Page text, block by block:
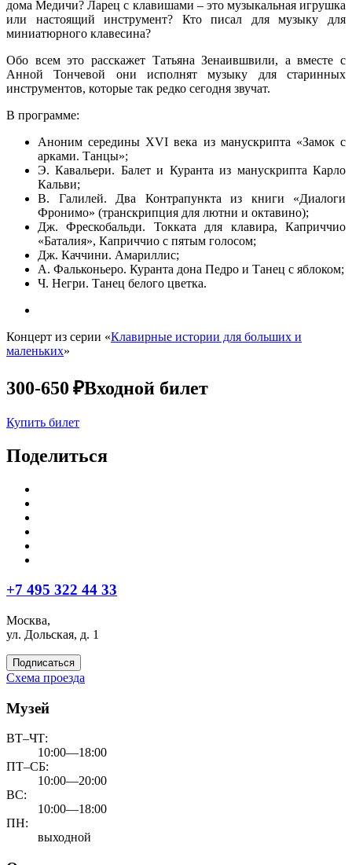
дома Медичи? Ларец с клавишами – это музыкальная игрушка
или настоящий инструмент? Кто писал для музыку для
миниатюрного клавесина?
Обо всем это расскажет Татьяна Зенаившвили, а вместе с
Анной Тончевой они исполнят музыку для старинных
инструментов, которые так редко сегодня звучат.
В программе:
Аноним середины XVI века из манускрипта «Замок с
арками. Танцы»;
Э. Кавальери. Балет и Куранта из манускрипта Карло
Кальви;
В. Галилей. Два Контрапункта из книги «Диалоги
Фронимо» (транскрипция для лютни и октавино);
Дж. Фрескобальди. Токката для клавира, Каприччио
«Баталия», Каприччио с пятым голосом;
Дж. Каччини. Амариллис;
А. Фальконьеро. Куранта дона Педро и Танец с яблоком;
Ч. Негри. Танец белого цветка.
Концерт из серии «Клавирные истории для больших и
маленьких»
300-650 ₽Входной билет
Купить билет
Поделиться
+7 495 322 44 33
Москва,
ул. Дольская, д. 1
Подписаться
Схема проезда
Музей
ВТ–ЧТ:
10:00—18:00
ПТ–СБ:
10:00—20:00
ВС:
10:00—18:00
ПН:
выходной